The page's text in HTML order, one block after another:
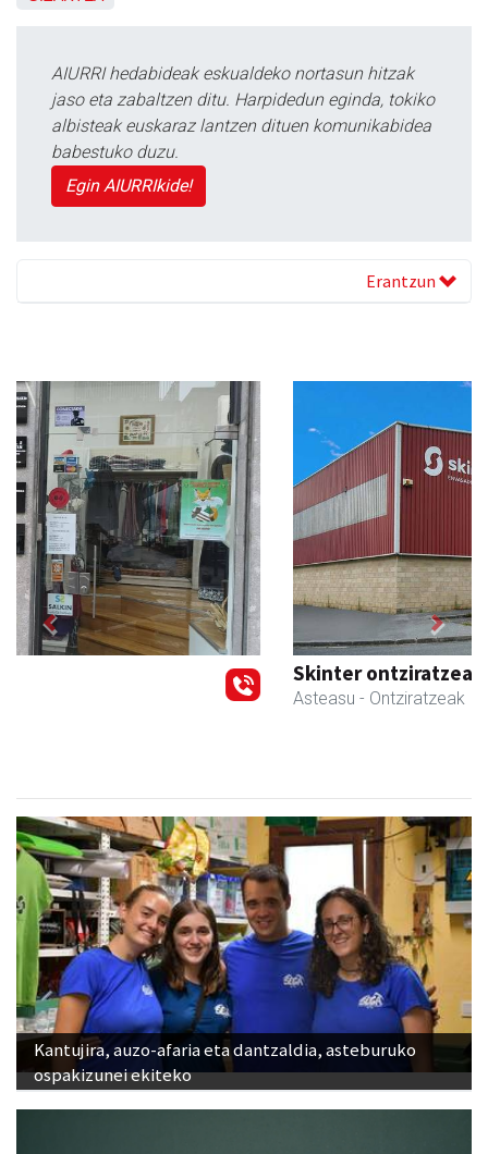
AIURRI hedabideak eskualdeko nortasun hitzak
jaso eta zabaltzen ditu. Harpidedun eginda, tokiko
albisteak euskaraz lantzen dituen komunikabidea
babestuko duzu.
Egin AIURRIkide!
Erantzun
Previous Next
Kantujira, auzo-afaria eta dantzaldia, asteburuko
ospakizunei ekiteko